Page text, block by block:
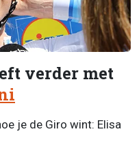
verder met
je de Giro wint: Elisa